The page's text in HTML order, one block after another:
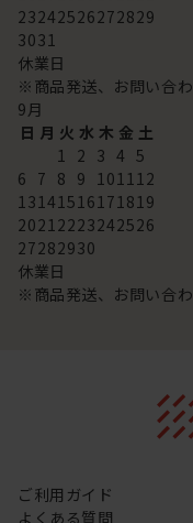
23242526272829
3031
休業日
※商品発送、お問い合わ
9月
日 月 火 水 木 金 土
1 2 3 4 5
6 7 8 9 101112
13141516171819
20212223242526
27282930
休業日
※商品発送、お問い合わ
ご利用ガイド
よくある質問